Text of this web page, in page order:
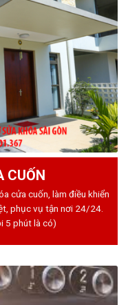
CUỐN
cửa cuốn, làm điều khiển
phục vụ tận nơi 24/24.
5 phút là có)